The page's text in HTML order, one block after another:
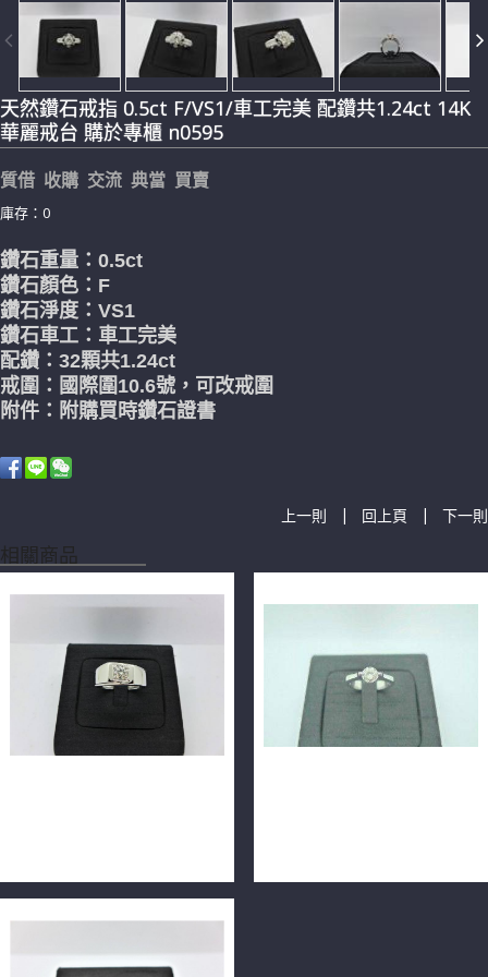
天然鑽石戒指 0.5ct F/VS1/車工完美 配鑽共1.24ct 14K
華麗戒台 購於專櫃 n0595
質借 收購 交流 典當 買賣
庫存：0
鑽石重量：0.5ct
鑽石顏色：F
鑽石淨度：VS1
鑽石車工：車工完美
配鑽：32顆共1.24ct
戒圍：國際圍10.6號，可改戒圍
附件：附購買時鑽石證書
上一則 | 回上頁 | 下一則
相關商品